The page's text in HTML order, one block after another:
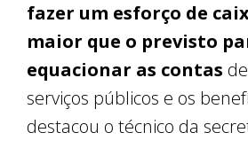
fazer um esforço de
maior que o previsto
equacionar as contas
serviços públicos e os
destacou o técnico da